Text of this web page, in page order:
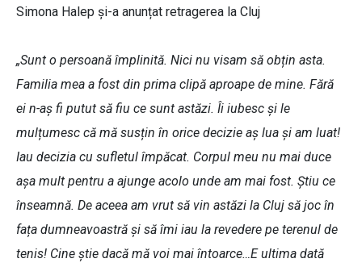
Simona Halep și-a anunțat retragerea la Cluj
„Sunt o persoană împlinită. Nici nu visam să obțin asta.
Familia mea a fost din prima clipă aproape de mine. Fără
ei n-aș fi putut să fiu ce sunt astăzi. Îi iubesc și le
mulțumesc că mă susțin în orice decizie aș lua și am luat!
Iau decizia cu sufletul împăcat. Corpul meu nu mai duce
așa mult pentru a ajunge acolo unde am mai fost. Știu ce
înseamnă. De aceea am vrut să vin astăzi la Cluj să joc în
fața dumneavoastră și să îmi iau la revedere pe terenul de
tenis! Cine știe dacă mă voi mai întoarce…E ultima dată